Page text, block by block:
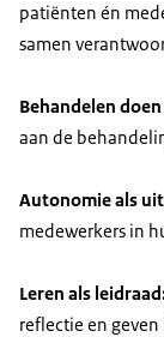
patiënten én
samen
Behandelen
aan de
Autonomie als
medewerkers in
Leren als
reflectie en